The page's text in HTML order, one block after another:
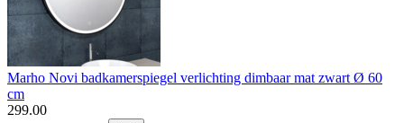
Marho Novi badkamerspiegel verlichting dimbaar mat zwart Ø 60
cm
299.00